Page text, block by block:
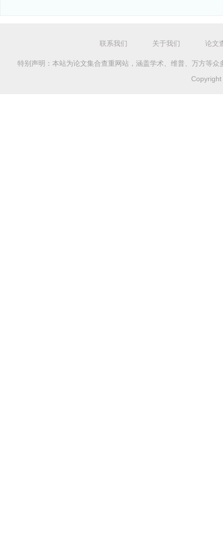
联系我们 关于我们 论文
特别声明：本站为论文集合查重网站，涵盖学术、维普、万方等